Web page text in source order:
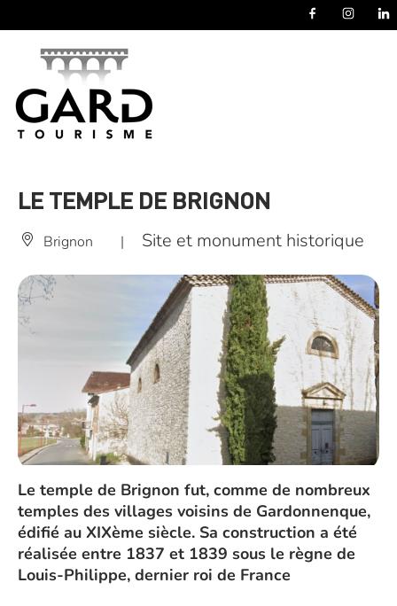
LE TEMPLE DE BRIGNON
Brignon | Site et monument historique
Le temple de Brignon fut, comme de nombreux
temples des villages voisins de Gardonnenque,
édifié au XIXème siècle. Sa construction a été
réalisée entre 1837 et 1839 sous le règne de
Louis-Philippe, dernier roi de France